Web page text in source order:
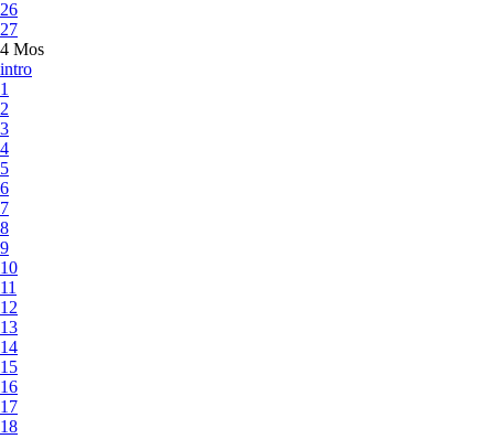
26
27
4 Mos
intro
1
2
3
4
5
6
7
8
9
10
11
12
13
14
15
16
17
18